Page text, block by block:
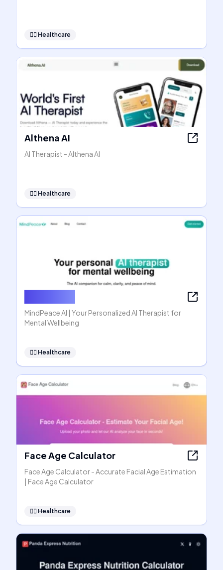
👩‍⚕️ Healthcare
Althena AI
AI Therapist - Althena AI
👩‍⚕️ Healthcare
MindPeace AI | Your Personalized AI Therapist for
Mental Wellbeing
👩‍⚕️ Healthcare
Face Age Calculator
Face Age Calculator - Accurate Facial Age Estimation
| Face Age Calculator
👩‍⚕️ Healthcare